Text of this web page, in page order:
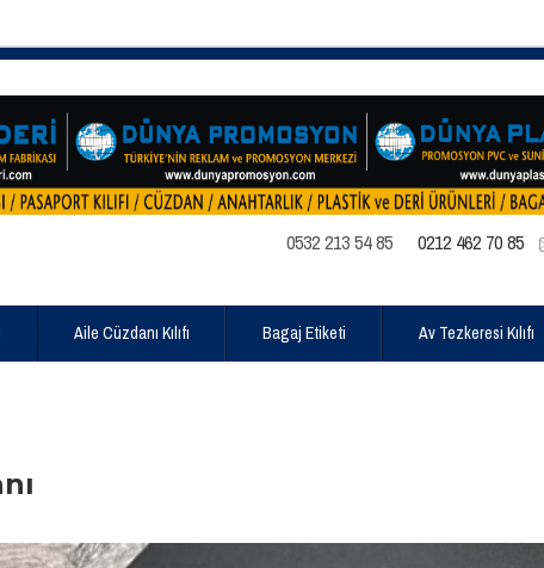
0532 213 54 85 0212 462 70 85
Aile Cüzdanı Kılıfı Bagaj Etiketi Av Tezkeresi Kılıfı